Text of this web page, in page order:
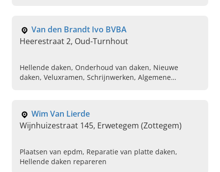
Van den Brandt Ivo BVBA
Heerestraat 2, Oud-Turnhout
Hellende daken, Onderhoud van daken, Nieuwe
daken, Veluxramen, Schrijnwerken, Algemene
Wim Van Lierde
Wijnhuizestraat 145, Erwetegem (Zottegem)
Plaatsen van epdm, Reparatie van platte daken,
Hellende daken repareren